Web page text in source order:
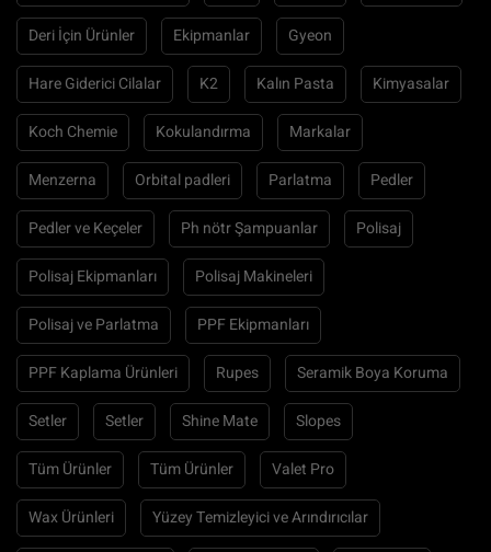
Deri İçin Ürünler Ekipmanlar Gyeon
Hare Giderici Cilalar K2 Kalın Pasta Kimyasalar
Koch Chemie Kokulandırma Markalar
Menzerna Orbital padleri Parlatma Pedler
Pedler ve Keçeler Ph nötr Şampuanlar Polisaj
Polisaj Ekipmanları Polisaj Makineleri
Polisaj ve Parlatma PPF Ekipmanları
PPF Kaplama Ürünleri Rupes Seramik Boya Koruma
Setler Setler Shine Mate Slopes
Tüm Ürünler Tüm Ürünler Valet Pro
Wax Ürünleri Yüzey Temizleyici ve Arındırıcılar